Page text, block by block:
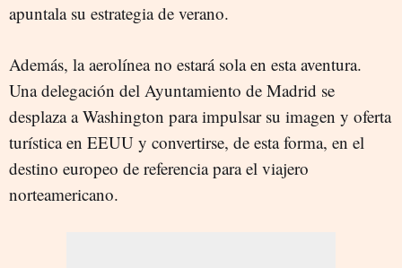
apuntala su estrategia de verano.
Además, la aerolínea no estará sola en esta aventura.
Una delegación del Ayuntamiento de Madrid se
desplaza a Washington para impulsar su imagen y oferta
turística en EEUU y convertirse, de esta forma, en el
destino europeo de referencia para el viajero
norteamericano.